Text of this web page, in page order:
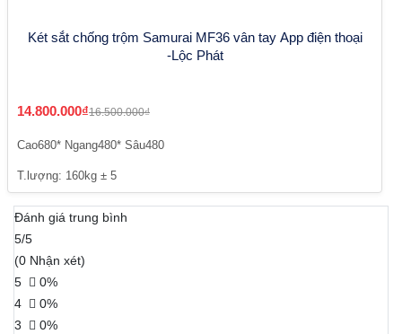
Két sắt chống trộm Samurai MF36 vân tay App điện thoại
-Lộc Phát
14.800.000₫16.500.000₫
Cao680* Ngang480* Sâu480
T.lượng: 160kg ± 5
Đánh giá trung bình
5/5
(0 Nhận xét)
5
0%
4
0%
3
0%